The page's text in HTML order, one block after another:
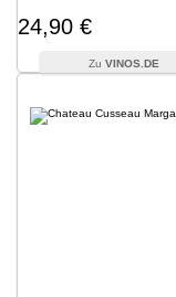
24,90 €
VINOS.DE